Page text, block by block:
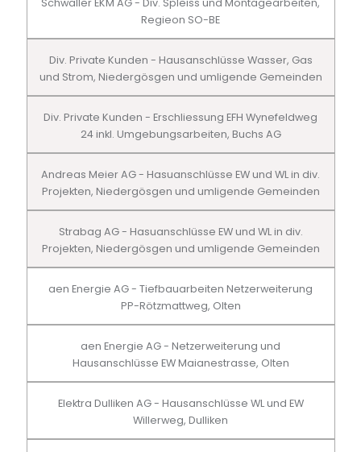
Regieon SO-BE
Div. Private Kunden - Hausanschlüsse Wasser, Gas
und Strom, Niedergösgen und umligende Gemeinden
Div. Private Kunden - Erschliessung EFH Wynefeldweg
24 inkl. Umgebungsarbeiten, Buchs AG
Andreas Meier AG - Hasuanschlüsse EW und WL in div.
Projekten, Niedergösgen und umligende Gemeinden
Strabag AG - Hasuanschlüsse EW und WL in div.
Projekten, Niedergösgen und umligende Gemeinden
aen Energie AG - Tiefbauarbeiten Netzerweiterung
PP-Rötzmattweg, Olten
aen Energie AG - Netzerweiterung und
Hausanschlüsse EW Maianestrasse, Olten
Elektra Dulliken AG - Hausanschlüsse WL und EW
Willerweg, Dulliken